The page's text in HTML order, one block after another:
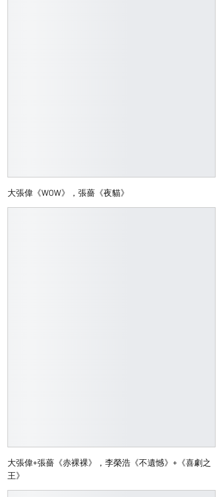
大張偉《WOW》，張薔《夜貓》
大張偉+張薔《赤裸裸》，李榮浩《不遺憾》+《喜劇之
王》